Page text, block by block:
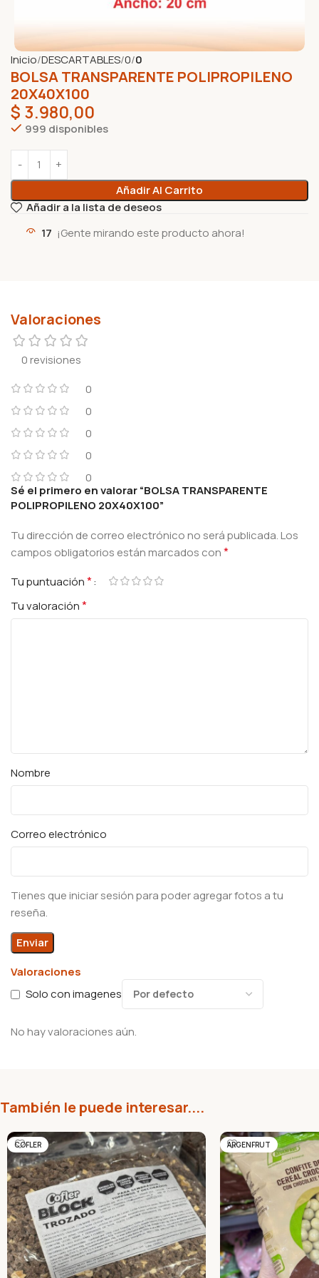
Inicio DESCARTABLES 0 0
BOLSA TRANSPARENTE POLIPROPILENO
20X40X100
$ 3.980,00
999 disponibles
Añadir Al Carrito
Añadir a la lista de deseos
17 ¡Gente mirando este producto ahora!
Valoraciones
0 revisiones
0
0
0
0
0
Valoraciones
Solo con imagenes
No hay valoraciones aún.
Sé el primero en valorar “BOLSA TRANSPARENTE
POLIPROPILENO 20X40X100”
Tu dirección de correo electrónico no será publicada.Los
campos obligatorios están marcados con*
Tu puntuación*
Tu valoración*
Nombre
Correo electrónico
Tienes que iniciar sesión para poder agregar fotos a tu
reseña.
También le puede interesar....
COFLER ARGENFRUT